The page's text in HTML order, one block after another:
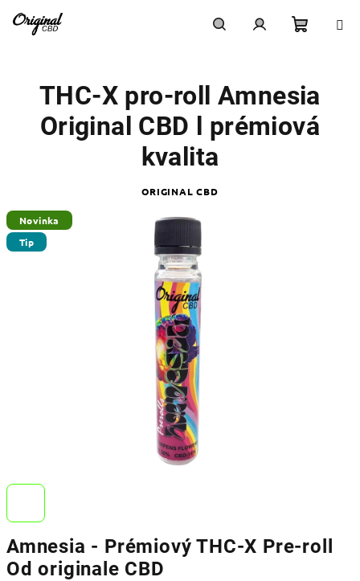
košík
Amnesia - Prémiový THC-X Pre-roll
Od originale CBD
THC-X pro-roll Amnesia
Original CBD l prémiová
kvalita
ORIGINAL CBD
Novinka
Tip